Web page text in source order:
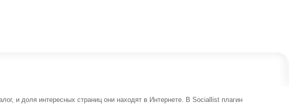
и доля интересных страниц они находят в Интернете. В Sociallist плагин